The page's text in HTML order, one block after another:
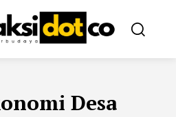
Desa